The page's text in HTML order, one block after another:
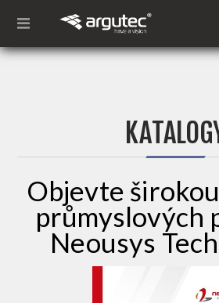
Objevte
průmyslových
Neousys